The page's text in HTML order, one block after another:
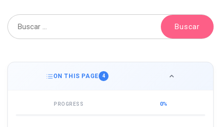
ON THIS PAGE 4
PROGRESS 0%